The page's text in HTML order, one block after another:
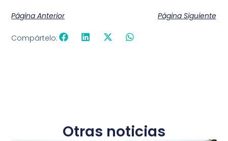
Página Anterior Página Siguiente
Compártelo:
Otras noticias